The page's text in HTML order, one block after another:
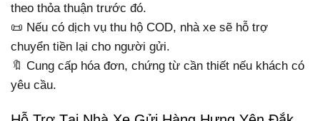
theo thỏa thuận trước đó.
📜 Nếu có dịch vụ thu hộ COD, nhà xe sẽ hỗ trợ
chuyển tiền lại cho người gửi.
🔖 Cung cấp hóa đơn, chứng từ cần thiết nếu khách có
yêu cầu.